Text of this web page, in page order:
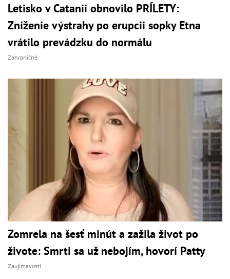
Letisko v Catanii obnovilo PRÍLETY:
Zníženie výstrahy po erupcii sopky Etna
vrátilo prevádzku do normálu
Zahraničné
Zomrela na šesť minút a zažila život po
živote: Smrti sa už nebojím, hovorí Patty
Zaujímavosti